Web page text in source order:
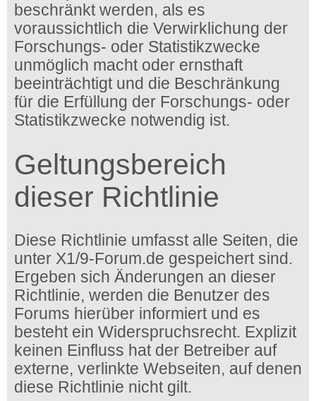
beschränkt werden, als es
voraussichtlich die Verwirklichung der
Forschungs- oder Statistikzwecke
unmöglich macht oder ernsthaft
beeinträchtigt und die Beschränkung
für die Erfüllung der Forschungs- oder
Statistikzwecke notwendig ist.
Geltungsbereich
dieser Richtlinie
Diese Richtlinie umfasst alle Seiten, die
unter X1/9-Forum.de gespeichert sind.
Ergeben sich Änderungen an dieser
Richtlinie, werden die Benutzer des
Forums hierüber informiert und es
besteht ein Widerspruchsrecht. Explizit
keinen Einfluss hat der Betreiber auf
externe, verlinkte Webseiten, auf denen
diese Richtlinie nicht gilt.